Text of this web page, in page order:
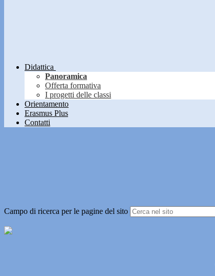
Didattica
Panoramica
Offerta formativa
I progetti delle classi
Orientamento
Erasmus Plus
Contatti
Campo di ricerca per le pagine del sito